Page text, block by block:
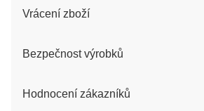
Vrácení zboží
Bezpečnost výrobků
Hodnocení zákazníků